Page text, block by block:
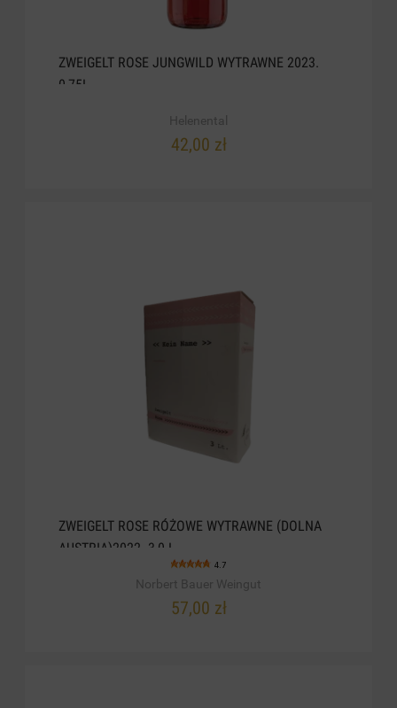
ZWEIGELT ROSE JUNGWILD WYTRAWNE 2023.
0,75L
Helenental
42,00 zł
ZWEIGELT ROSE RÓŻOWE WYTRAWNE (DOLNA
AUSTRIA)2022. 3,0 L
4.7
Norbert Bauer Weingut
57,00 zł